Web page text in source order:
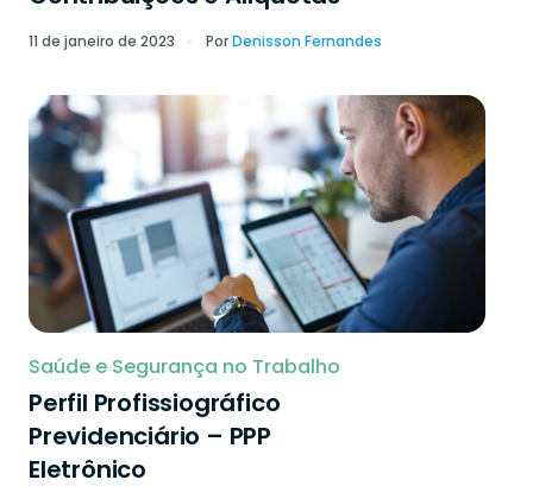
11 de janeiro de 2023 PorDenisson Fernandes
Saúde e Segurança no Trabalho
Perfil Profissiográfico
Previdenciário – PPP
Eletrônico